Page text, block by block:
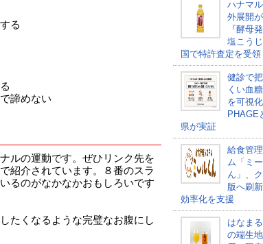
る
諦めない
ルの運動です。ぜひリンク先を
紹介されています。８番のスラ
るのがなかなかおもしろいです
たくなるような完璧なお腹にし
ハナマ
外展開
『酵母
塩こう
国で特許査定を受領
健診で
くい血
を可視
PHAGE
県が実証
給食管
ム「ミー
ん」、
版へ刷
効率化を支援
はなま
の端生